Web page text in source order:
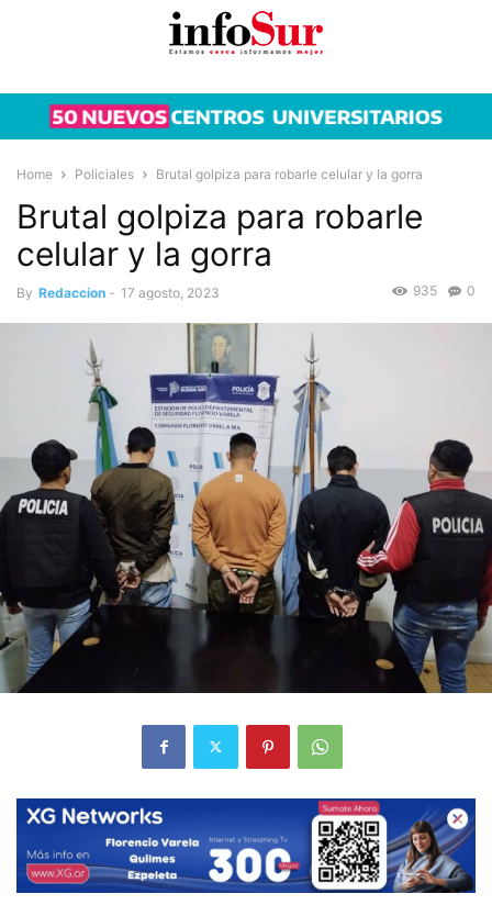
Home Policiales Brutal golpiza para robarle celular y la gorra
Brutal golpiza para robarle
celular y la gorra
By Redaccion - 17 agosto, 2023 0
935